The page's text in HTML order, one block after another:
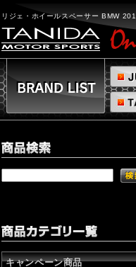
リジェ・ホイールスペーサー BMW
キャンペーン商品